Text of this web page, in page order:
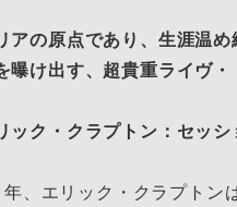
アの原点であり、⽣涯温
曝け出す、超貴重ライヴ
ック・クラプトン：セッ
、エリック・クラプトン